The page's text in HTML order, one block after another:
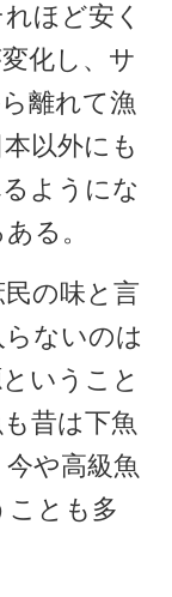
ほど安く
化し、サ
離れて漁
以外にも
ようにな
る。
の味と言
ないのは
いうこと
昔は下魚
や高級魚
ことも多